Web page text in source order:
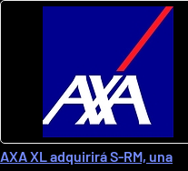
AXA XL adquirirá S-RM, una